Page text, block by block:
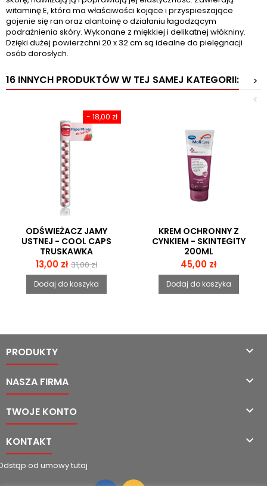
witaminę E, która ma właściwości kojące i przyspieszające
gojenie się ran oraz alantoinę o działaniu łagodzącym
podrażnienia skóry. Wykonane z miękkiej i delikatnej włókniny.
Dzięki dużej powierzchni 20 x 32 cm są idealne do pielęgnacji
osób dorosłych.
16 INNYCH PRODUKTÓW W TEJ SAMEJ KATEGORII:
>
<
- 18,00 zł
ODŚWIEŻACZ JAMY
USTNEJ - COOL CAPS
TRUSKAWKA
Cena
13,00 zł Cena
podstawowa
31,00 zł
Dodaj do koszyka
KREM OCHRONNY Z
CYNKIEM - SKINTEGITY
200ML
Cena
45,00 zł
Dodaj do koszyka
PRODUKTY 
NASZA FIRMA 
TWOJE KONTO 
KONTAKT 
od umowy tutaj